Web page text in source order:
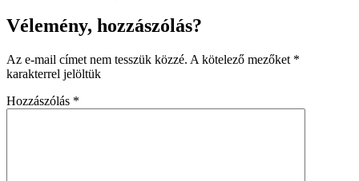
Vélemény, hozzászólás?
Az e-mail címet nem tesszük közzé. A kötelező mezőket *
karakterrel jelöltük
Hozzászólás *